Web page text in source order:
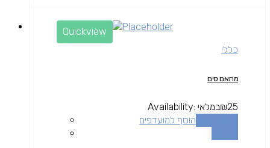
Quickview
כללי
מתאם סים
₪25
Availability: במלאי
הוסף למועדפים